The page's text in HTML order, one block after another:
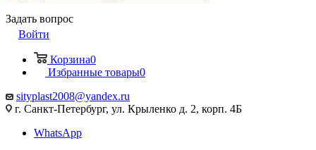
Задать вопрос
Войти
Корзина0
Избранные товары0
sityplast2008@yandex.ru
г. Санкт-Петербург, ул. Крыленко д. 2, корп. 4Б
WhatsApp